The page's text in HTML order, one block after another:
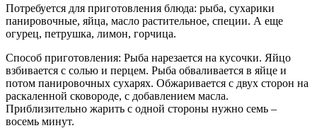
Потребуется для приготовления блюда: рыба, сухарики
панировочные, яйца, масло растительное, специи. А еще
огурец, петрушка, лимон, горчица.
Способ приготовления: Рыба нарезается на кусочки. Яйцо
взбивается с солью и перцем. Рыба обваливается в яйце и
потом панировочных сухарях. Обжаривается с двух сторон на
раскаленной сковороде, с добавлением масла.
Приблизительно жарить с одной стороны нужно семь –
восемь минут.